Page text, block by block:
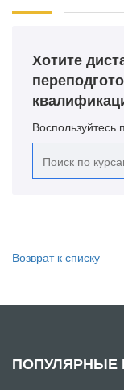
Хотите
Воспользуйтесь
Возврат к списку
ПОПУЛЯРНЫЕ